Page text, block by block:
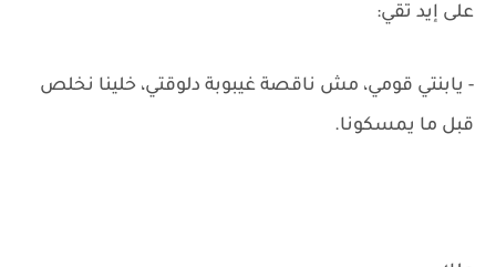
على إيد تقي:
- يابنتي قومي، مش ناقصة غيبوبة دلوقتي، خلينا نخلص
قبل ما يمسكونا.